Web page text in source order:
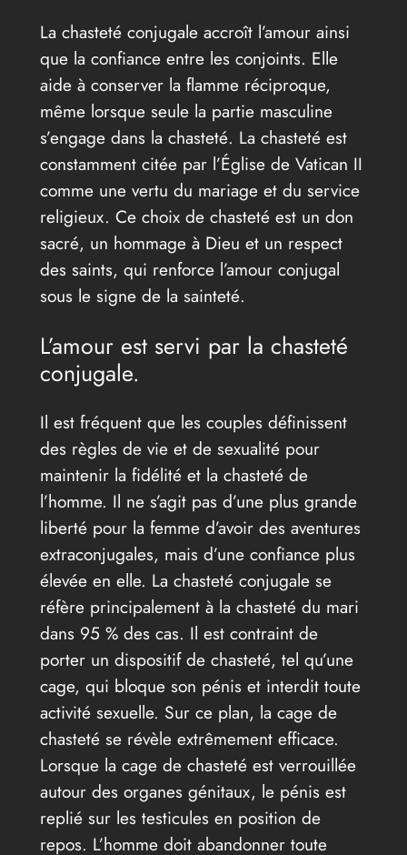
La chasteté conjugale accroît l’amour ainsi
que la confiance entre les conjoints. Elle
aide à conserver la flamme réciproque,
même lorsque seule la partie masculine
s’engage dans la chasteté. La chasteté est
constamment citée par l’Église de Vatican II
comme une vertu du mariage et du service
religieux. Ce choix de chasteté est un don
sacré, un hommage à Dieu et un respect
des saints, qui renforce l’amour conjugal
sous le signe de la sainteté.
L’amour est servi par la chasteté
conjugale.
Il est fréquent que les couples définissent
des règles de vie et de sexualité pour
maintenir la fidélité et la chasteté de
l’homme. Il ne s’agit pas d’une plus grande
liberté pour la femme d’avoir des aventures
extraconjugales, mais d’une confiance plus
élevée en elle. La chasteté conjugale se
réfère principalement à la chasteté du mari
dans 95 % des cas. Il est contraint de
porter un dispositif de chasteté, tel qu’une
cage, qui bloque son pénis et interdit toute
activité sexuelle. Sur ce plan, la cage de
chasteté se révèle extrêmement efficace.
Lorsque la cage de chasteté est verrouillée
autour des organes génitaux, le pénis est
replié sur les testicules en position de
repos. L’homme doit abandonner toute